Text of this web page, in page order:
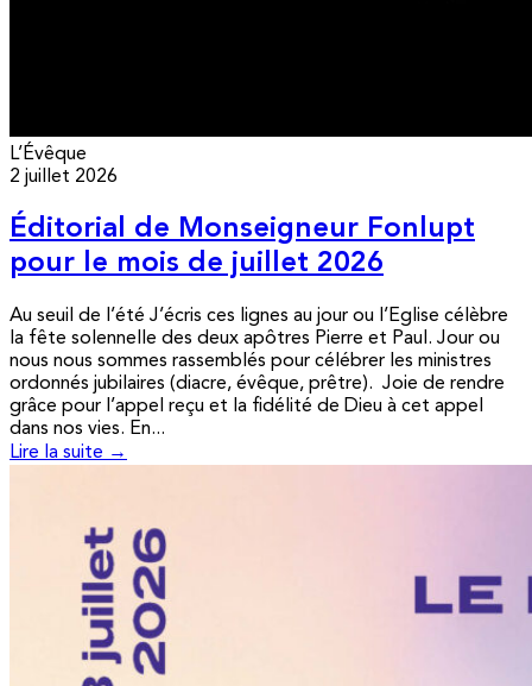
L’Évêque
2 juillet 2026
Éditorial de Monseigneur Fonlupt
pour le mois de juillet 2026
Au seuil de l’été J’écris ces lignes au jour ou l’Eglise célèbre
la fête solennelle des deux apôtres Pierre et Paul. Jour ou
nous nous sommes rassemblés pour célébrer les ministres
ordonnés jubilaires (diacre, évêque, prêtre). Joie de rendre
grâce pour l’appel reçu et la fidélité de Dieu à cet appel
dans nos vies. En...
Lire la suite →